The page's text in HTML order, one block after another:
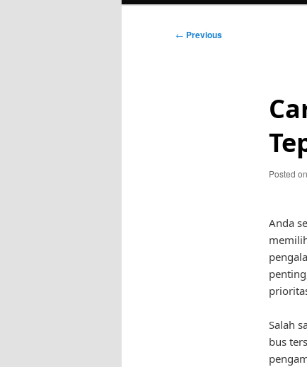
Post
← Previous
Posted on
Anda
Salah
bus